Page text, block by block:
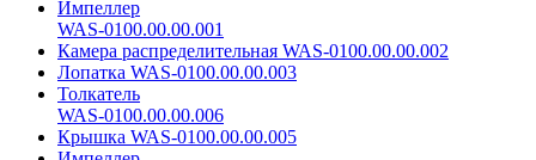
Импеллер
WAS-0100.00.00.001
Камера распределительная WAS-0100.00.00.002
Лопатка WAS-0100.00.00.003
Толкатель
WAS-0100.00.00.006
Крышка WAS-0100.00.00.005